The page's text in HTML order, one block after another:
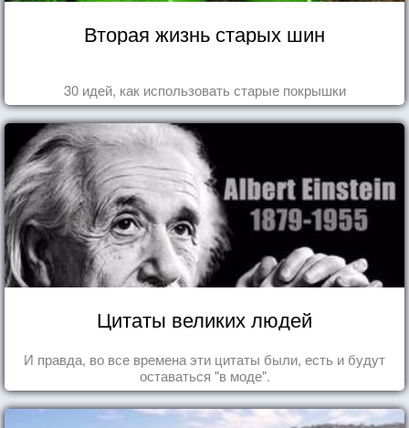
Вторая жизнь старых шин
30 идей, как использовать старые покрышки
Цитаты великих людей
И правда, во все времена эти цитаты были, есть и будут
оставаться "в моде".